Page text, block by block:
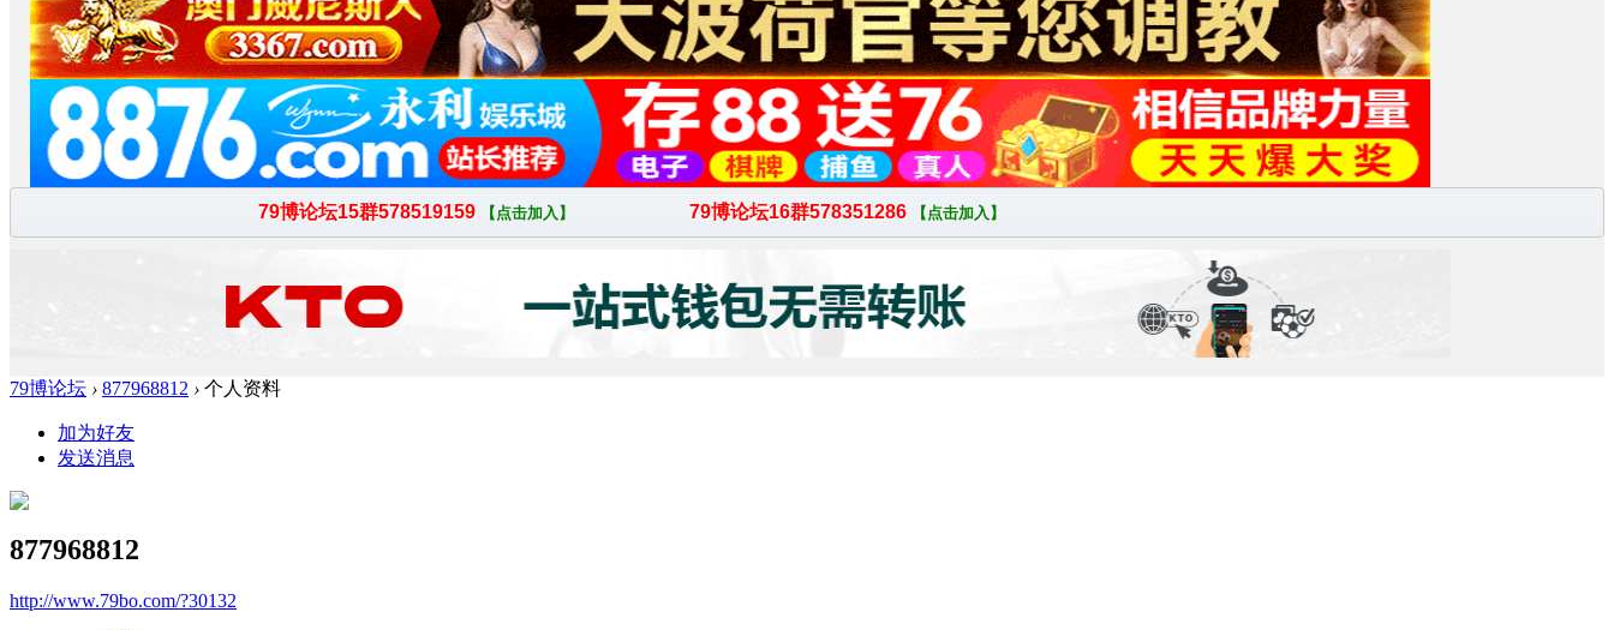
79博论坛 › 877968812 › 个人资料
加为好友
发送消息
877968812
http://www.79bo.com/?30132